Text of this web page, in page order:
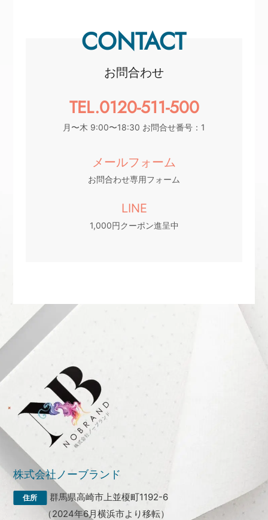
CONTACT
お問合わせ
TEL.0120-511-500
月〜木 9:00〜18:30 お問合せ番号：1
メールフォーム
お問合わせ専用フォーム
LINE
1,000円クーポン進呈中
株式会社ノーブランド
群馬県高崎市上並榎町1192-6
（2024年6月横浜市より移転）